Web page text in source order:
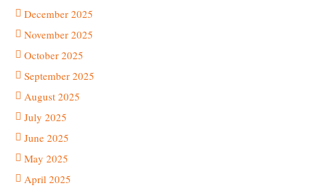
December 2025
November 2025
October 2025
September 2025
August 2025
July 2025
June 2025
May 2025
April 2025